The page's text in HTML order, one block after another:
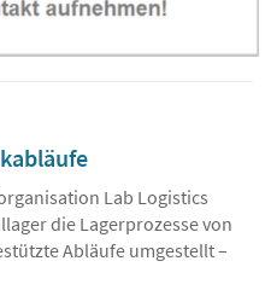
Lab Logistics
die Lagerprozesse von
Abläufe umgestellt –